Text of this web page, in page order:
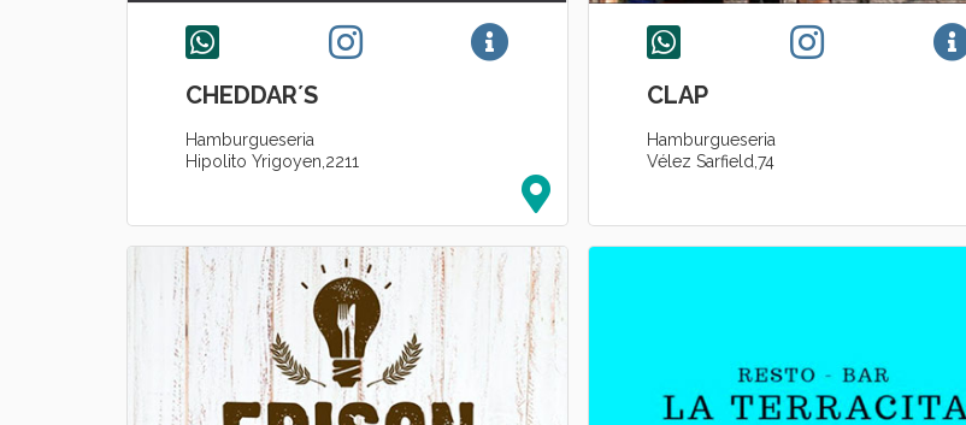
CHEDDAR´S
Hamburgueseria
Hipolito Yrigoyen,2211
CLAP
Hamburgueseria
Vélez Sarfield,74